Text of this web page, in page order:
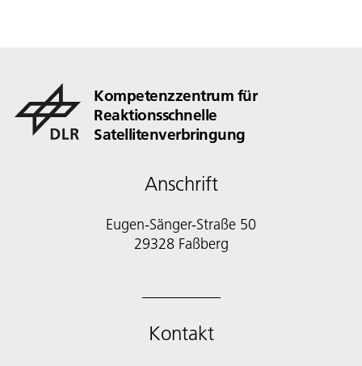
Kompetenzzentrum für
Reaktionsschnelle
Satellitenverbringung
Anschrift
Eugen-Sänger-Straße 50
29328 Faßberg
Kontakt